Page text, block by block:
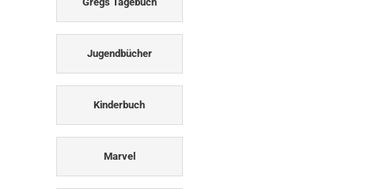
Jugendbücher
Kinderbuch
Marvel